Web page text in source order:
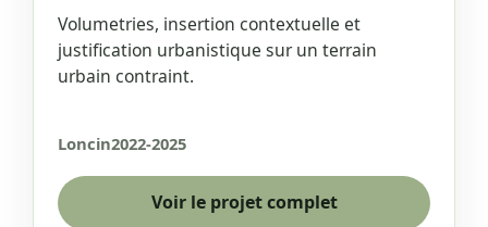
Volumetries, insertion contextuelle et
justification urbanistique sur un terrain
urbain contraint.
Loncin2022-2025
Voir le projet complet